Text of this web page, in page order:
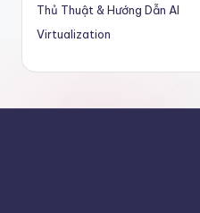
o
g
!
Thủ Thuật & Hướng Dẫn AI
Virtualization